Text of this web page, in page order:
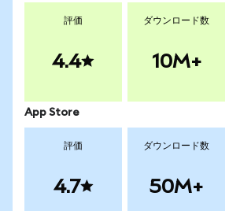
評価
4.4
ダウンロード数
10M+
App Store
評価
4.7
ダウンロード数
50M+